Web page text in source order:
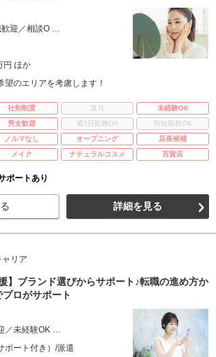
歓迎／相談O …
円 ほか
のエリアを考慮します！
社割制度 賞与
未経験OK
男女歓迎 週3日勤務OK
時短勤務OK
ノルマなし オープニング
店長候補
メイク ナチュラルコスメ 百貨店
ポートあり
詳細を見る
リア
】ブランド選びからサポート♪転職の進め方か
ロがサポート
／未経験OK …
ポート付き）/派遣